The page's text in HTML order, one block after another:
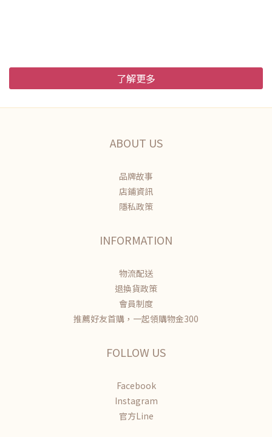
了解更多
ABOUT US
品牌故事
店鋪資訊
隱私政策
INFORMATION
物流配送
退換貨政策
會員制度
推薦好友首購，一起領購物金300
FOLLOW US
Facebook
Instagram
官方Line